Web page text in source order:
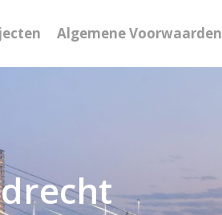
Algemene Voorwaarden